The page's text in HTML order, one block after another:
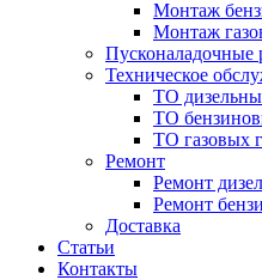
Монтаж
Монтаж
Пусконаладочные
Техническое
ТО
ТО
ТО газовых
Ремонт
Ремонт
Ремонт
Доставка
Статьи
Контакты